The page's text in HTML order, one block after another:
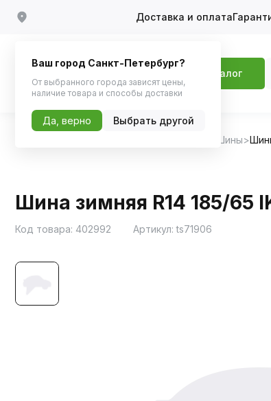
Доставка и оплата
Каталог
Шины
Шина зимняя R14 185/65
Код товара: 402992 Артикул:ts71906
Ваш город Санкт-Петербург?
От выбранного города зависят цены,
наличие товара и способы доставки
Да, верно Выбрать другой